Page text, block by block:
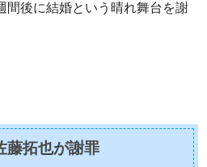
間後に結婚という晴れ舞台を謝
藤拓也が謝罪